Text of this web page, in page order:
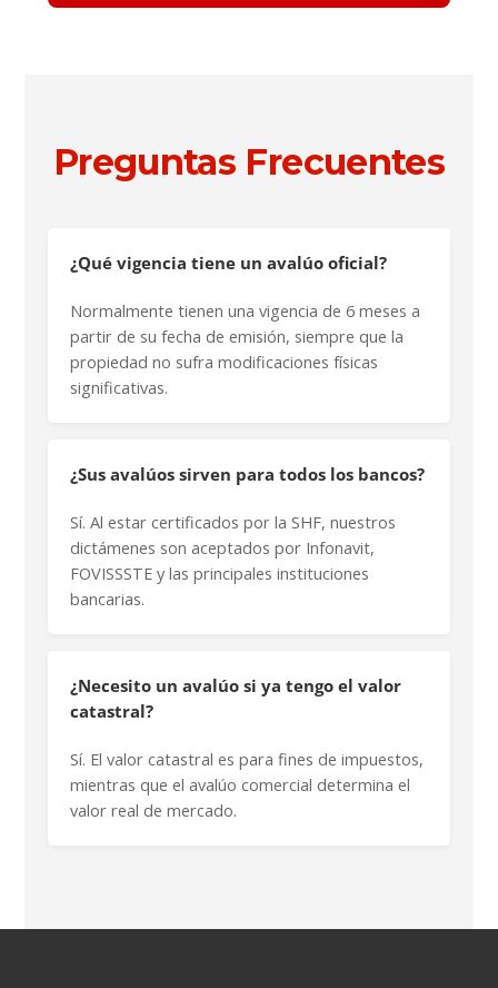
Preguntas Frecuentes
¿Qué vigencia tiene un avalúo oficial?
Normalmente tienen una vigencia de 6 meses a
partir de su fecha de emisión, siempre que la
propiedad no sufra modificaciones físicas
significativas.
¿Sus avalúos sirven para todos los bancos?
Sí. Al estar certificados por la SHF, nuestros
dictámenes son aceptados por Infonavit,
FOVISSSTE y las principales instituciones
bancarias.
¿Necesito un avalúo si ya tengo el valor
catastral?
Sí. El valor catastral es para fines de impuestos,
mientras que el avalúo comercial determina el
valor real de mercado.